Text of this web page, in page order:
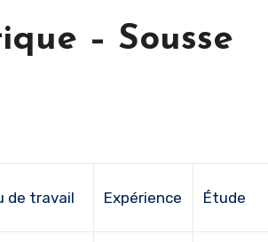
– Sousse
de travail Expérience Étude